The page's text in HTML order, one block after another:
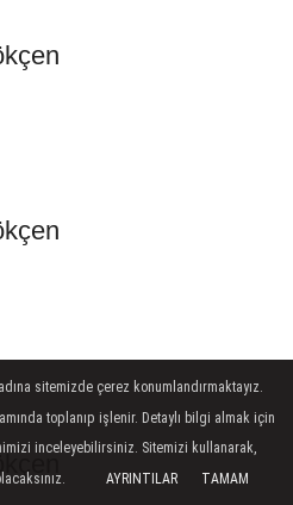
sitemizde çerez konumlandırmaktayız.
toplanıp işlenir. Detaylı bilgi almak için
inceleyebilirsiniz. Sitemizi kullanarak,
AYRINTILAR TAMAM